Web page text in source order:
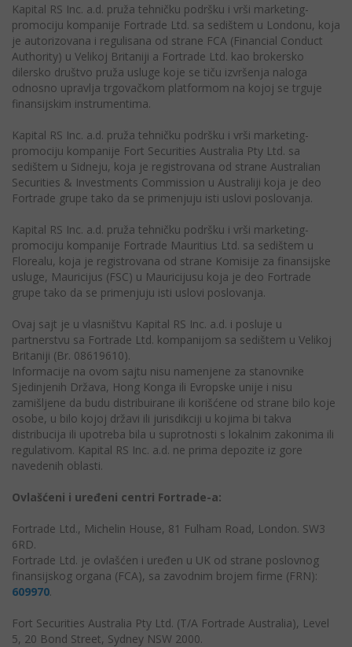
Kapital RS Inc. a.d. pruža tehničku podršku i vrši marketing-
promociju kompanije Fortrade Ltd. sa sedištem u Londonu, koja
je autorizovana i regulisana od strane FCA (Financial Conduct
Authority) u Velikoj Britaniji a Fortrade Ltd. kao brokersko
dilersko društvo pruža usluge koje se tiču izvršenja naloga
odnosno upravlja trgovačkom platformom na kojoj se trguje
finansijskim instrumentima.
Kapital RS Inc. a.d. pruža tehničku podršku i vrši marketing-
promociju kompanije Fort Securities Australia Pty Ltd. sa
sedištem u Sidneju, koja je registrovana od strane Australian
Securities & Investments Commission u Australiji koja je deo
Fortrade grupe tako da se primenjuju isti uslovi poslovanja.
Kapital RS Inc. a.d. pruža tehničku podršku i vrši marketing-
promociju kompanije Fortrade Mauritius Ltd. sa sedištem u
Florealu, koja je registrovana od strane Komisije za finansijske
usluge, Mauricijus (FSC) u Mauricijusu koja je deo Fortrade
grupe tako da se primenjuju isti uslovi poslovanja.
Ovaj sajt je u vlasništvu Kapital RS Inc. a.d. i posluje u
partnerstvu sa Fortrade Ltd. kompanijom sa sedištem u Velikoj
Britaniji (Br. 08619610).
Informacije na ovom sajtu nisu namenjene za stanovnike
Sjedinjenih Država, Hong Konga ili Evropske unije i nisu
zamišljene da budu distribuirane ili korišćene od strane bilo koje
osobe, u bilo kojoj državi ili jurisdikciji u kojima bi takva
distribucija ili upotreba bila u suprotnosti s lokalnim zakonima ili
regulativom. Kapital RS Inc. a.d. ne prima depozite iz gore
navedenih oblasti.
Ovlašćeni i uređeni centri Fortrade-a:
Fortrade Ltd., Michelin House, 81 Fulham Road, London. SW3
6RD.
Fortrade Ltd. je ovlašćen i uređen u UK od strane poslovnog
finansijskog organa (FCA), sa zavodnim brojem firme (FRN):
609970.
Fort Securities Australia Pty Ltd. (T/A Fortrade Australia), Level
5, 20 Bond Street, Sydney NSW 2000.